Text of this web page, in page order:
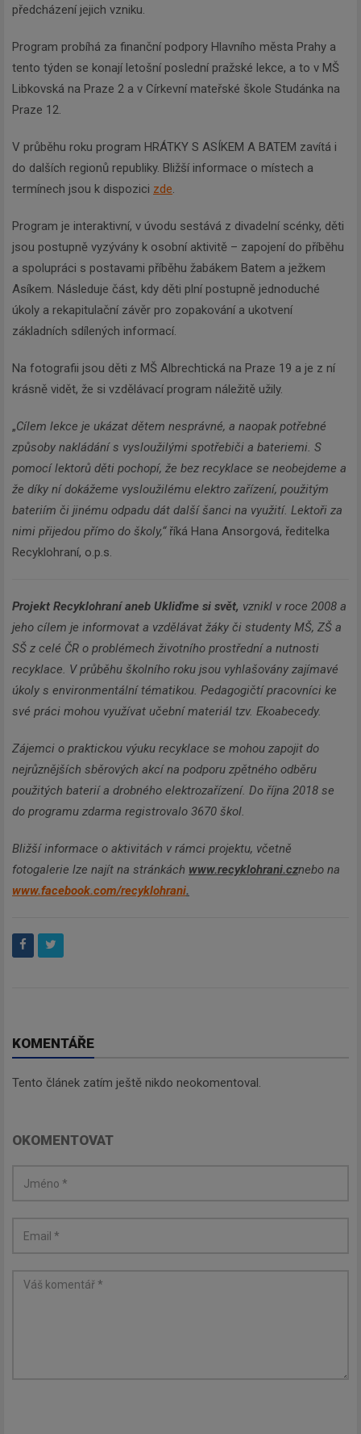
předcházení jejich vzniku.
Program probíhá za finanční podpory Hlavního města Prahy a
tento týden se konají letošní poslední pražské lekce, a to v MŠ
Libkovská na Praze 2 a v Církevní mateřské škole Studánka na
Praze 12.
V průběhu roku program HRÁTKY S ASÍKEM A BATEM zavítá i
do dalších regionů republiky. Bližší informace o místech a
termínech jsou k dispozici zde.
Program je interaktivní, v úvodu sestává z divadelní scénky, děti
jsou postupně vyzývány k osobní aktivitě – zapojení do příběhu
a spolupráci s postavami příběhu žabákem Batem a ježkem
Asíkem. Následuje část, kdy děti plní postupně jednoduché
úkoly a rekapitulační závěr pro zopakování a ukotvení
základních sdílených informací.
Na fotografii jsou děti z MŠ Albrechtická na Praze 19 a je z ní
krásně vidět, že si vzdělávací program náležitě užily.
„Cílem lekce je ukázat dětem nesprávné, a naopak potřebné
způsoby nakládání s vysloužilými spotřebiči a bateriemi. S
pomocí lektorů děti pochopí, že bez recyklace se neobejdeme a
že díky ní dokážeme vysloužilému elektro zařízení, použitým
bateriím či jinému odpadu dát další šanci na využití. Lektoři za
nimi přijedou přímo do školy,“ říká Hana Ansorgová, ředitelka
Recyklohraní, o.p.s.
Projekt Recyklohraní aneb Ukliďme si svět, vznikl v roce 2008 a
jeho cílem je informovat a vzdělávat žáky či studenty MŠ, ZŠ a
SŠ z celé ČR o problémech životního prostřední a nutnosti
recyklace. V průběhu školního roku jsou vyhlašovány zajímavé
úkoly s environmentální tématikou. Pedagogičtí pracovníci ke
své práci mohou využívat učební materiál tzv. Ekoabecedy.
Zájemci o praktickou výuku recyklace se mohou zapojit do
nejrůznějších sběrových akcí na podporu zpětného odběru
použitých baterií a drobného elektrozařízení. Do října 2018 se
do programu zdarma registrovalo 3670 škol.
Bližší informace o aktivitách v rámci projektu, včetně
fotogalerie lze najít na stránkách www.recyklohrani.cznebo na
www.facebook.com/recyklohrani.
KOMENTÁŘE
Tento článek zatím ještě nikdo neokomentoval.
OKOMENTOVAT